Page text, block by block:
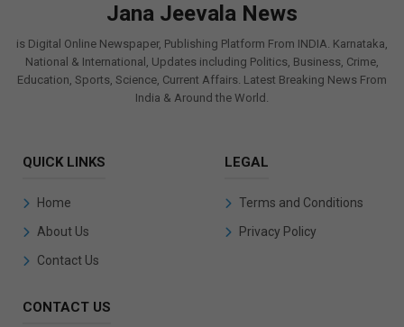
Jana Jeevala News
is Digital Online Newspaper, Publishing Platform From INDIA. Karnataka,
National & International, Updates including Politics, Business, Crime,
Education, Sports, Science, Current Affairs. Latest Breaking News From
India & Around the World.
QUICK LINKS
Home
About Us
Contact Us
LEGAL
Terms and Conditions
Privacy Policy
CONTACT US